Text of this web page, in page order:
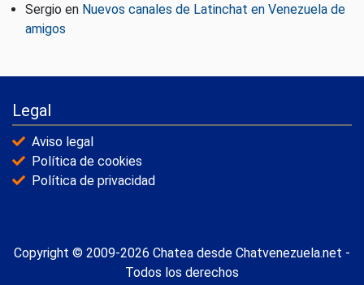
Sergio en Nuevos canales de Latinchat en Venezuela de
amigos
Legal
Aviso legal
Política de cookies
Política de privacidad
Copyright © 2009-2026 Chatea desde Chatvenezuela.net -
Todos los derechos